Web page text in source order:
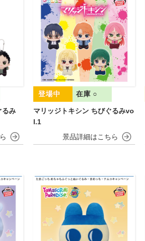
るみ
マリッジトキシン ちびぐるみvo
l.1
在庫 ○